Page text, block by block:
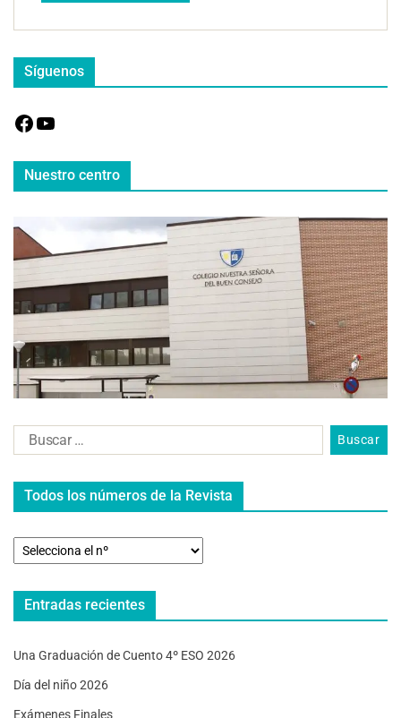
Síguenos
Nuestro centro
Todos los números de la Revista
Entradas recientes
Una Graduación de Cuento 4º ESO 2026
Día del niño 2026
Exámenes Finales